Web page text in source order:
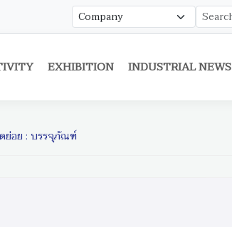
EXHIBITION INDUSTRIAL NEWS
ย่อย : บรรจุภัณฑ์